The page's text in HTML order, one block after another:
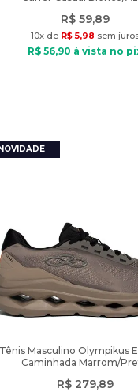
R$ 59,89
10x de R$ 5,98 sem
R$ 56,90 à vista no
Tênis Masculino Olympikus
Caminhada Marrom/
R$ 279,89